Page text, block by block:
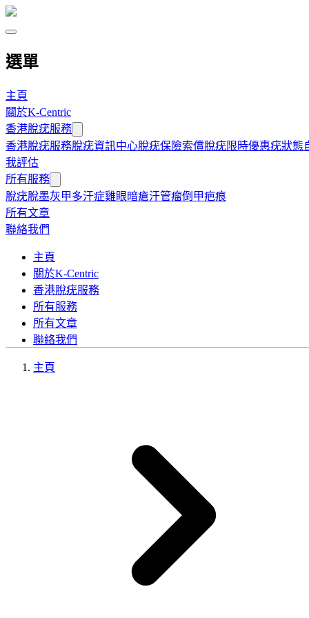
選單
主頁
關於K-Centric
香港脫疣服務
香港脫疣服務脫疣資訊中心脫疣保險索償脫疣限時優惠疣狀態
我評估
所有服務
脫疣脫墨灰甲多汗症雞眼暗瘡汗管瘤倒甲疤痕
所有文章
聯絡我們
主頁
關於K-Centric
香港脫疣服務
所有服務
所有文章
聯絡我們
主頁